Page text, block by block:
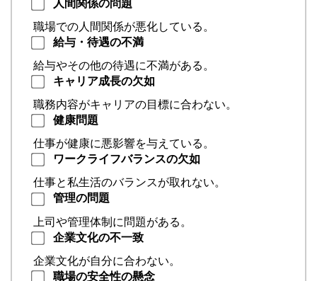
職場での人間関係が悪化している。
給与・待遇の不満
給与やその他の待遇に不満がある。
キャリア成長の欠如
職務内容がキャリアの目標に合わない。
健康問題
仕事が健康に悪影響を与えている。
ワークライフバランスの欠如
仕事と私生活のバランスが取れない。
管理の問題
上司や管理体制に問題がある。
企業文化の不一致
企業文化が自分に合わない。
職場の安全性の懸念